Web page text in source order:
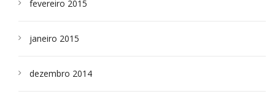
fevereiro 2015
janeiro 2015
dezembro 2014